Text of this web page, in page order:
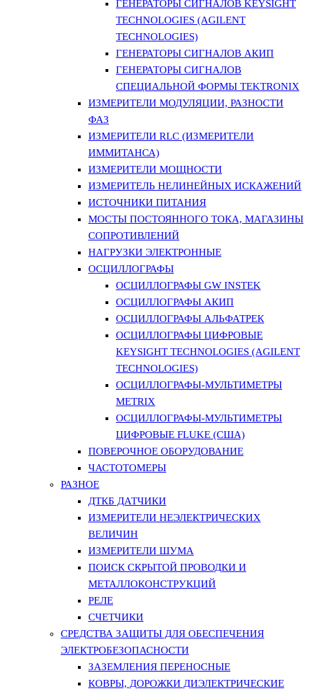
ГЕНЕРАТОРЫ СИГНАЛОВ KEYSIGHT
TECHNOLOGIES (AGILENT
TECHNOLOGIES)
ГЕНЕРАТОРЫ СИГНАЛОВ АКИП
ГЕНЕРАТОРЫ СИГНАЛОВ
СПЕЦИАЛЬНОЙ ФОРМЫ TEKTRONIX
ИЗМЕРИТЕЛИ МОДУЛЯЦИИ, РАЗНОСТИ
ФАЗ
ИЗМЕРИТЕЛИ RLC (ИЗМЕРИТЕЛИ
ИММИТАНСА)
ИЗМЕРИТЕЛИ МОЩНОСТИ
ИЗМЕРИТЕЛЬ НЕЛИНЕЙНЫХ ИСКАЖЕНИЙ
ИСТОЧНИКИ ПИТАНИЯ
МОСТЫ ПОСТОЯННОГО ТОКА, МАГАЗИНЫ
СОПРОТИВЛЕНИЙ
НАГРУЗКИ ЭЛЕКТРОННЫЕ
ОСЦИЛЛОГРАФЫ
ОСЦИЛЛОГРАФЫ GW INSTEK
ОСЦИЛЛОГРАФЫ АКИП
ОСЦИЛЛОГРАФЫ АЛЬФАТРЕК
ОСЦИЛЛОГРАФЫ ЦИФРОВЫЕ
KEYSIGHT TECHNOLOGIES (AGILENT
TECHNOLOGIES)
ОСЦИЛЛОГРАФЫ-МУЛЬТИМЕТРЫ
METRIX
ОСЦИЛЛОГРАФЫ-МУЛЬТИМЕТРЫ
ЦИФРОВЫЕ FLUKE (США)
ПОВЕРОЧНОЕ ОБОРУДОВАНИЕ
ЧАСТОТОМЕРЫ
РАЗНОЕ
ДТКБ ДАТЧИКИ
ИЗМЕРИТЕЛИ НЕЭЛЕКТРИЧЕСКИХ
ВЕЛИЧИН
ИЗМЕРИТЕЛИ ШУМА
ПОИСК СКРЫТОЙ ПРОВОДКИ И
МЕТАЛЛОКОНСТРУКЦИЙ
РЕЛЕ
СЧЕТЧИКИ
СРЕДСТВА ЗАЩИТЫ ДЛЯ ОБЕСПЕЧЕНИЯ
ЭЛЕКТРОБЕЗОПАСНОСТИ
ЗАЗЕМЛЕНИЯ ПЕРЕНОСНЫЕ
КОВРЫ, ДОРОЖКИ ДИЭЛЕКТРИЧЕСКИЕ